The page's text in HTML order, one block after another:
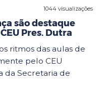
1044 visualizações
são destaque
Pres. Dutra
ritmos das aulas de
pelo CEU
da Secretaria de